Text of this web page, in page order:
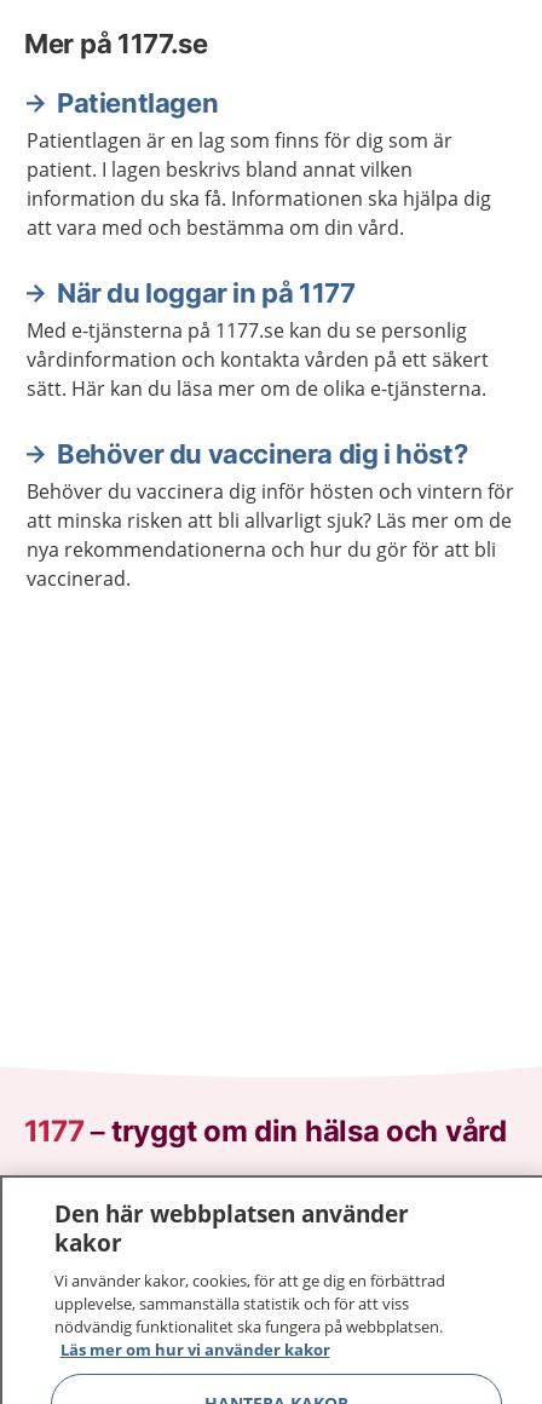
Mer på 1177.se
Patientlagen
Patientlagen är en lag som finns för dig som är
patient. I lagen beskrivs bland annat vilken
information du ska få. Informationen ska hjälpa dig
att vara med och bestämma om din vård.
När du loggar in på 1177
Med e-tjänsterna på 1177.se kan du se personlig
vårdinformation och kontakta vården på ett säkert
sätt. Här kan du läsa mer om de olika e-tjänsterna.
Behöver du vaccinera dig i höst?
Behöver du vaccinera dig inför hösten och vintern för
att minska risken att bli allvarligt sjuk? Läs mer om de
nya rekommendationerna och hur du gör för att bli
vaccinerad.
1177–tryggt om din hälsa och vård
sjukdomar och vilka mottagningar du kan kontakta.
Logga in för att läsa din journal och göra dina
vårdärenden. Ring telefonnummer 1177 för
sjukvårdsrådgivning dygnet runt.
1177 ger dig råd när du vill må bättre.
Den här webbplatsen använder
kakor
Vi använder kakor, cookies, för att ge dig en förbättrad
upplevelse, sammanställa statistik och för att viss
nödvändig funktionalitet ska fungera på webbplatsen.
Läs mer om hur vi använder kakor